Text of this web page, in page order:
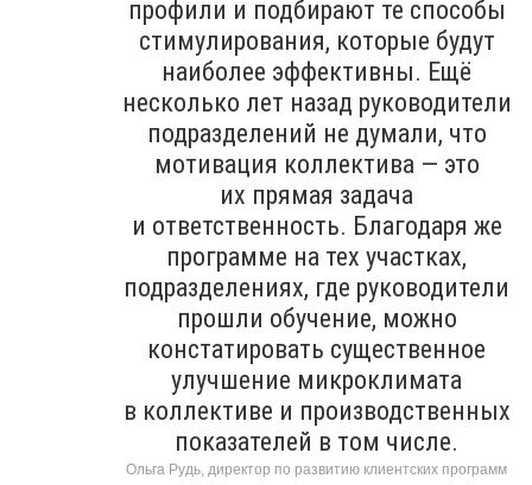
профили и подбирают те способы
стимулирования, которые будут
наиболее эффективны. Ещё
несколько лет назад руководители
подразделений не думали, что
мотивация коллектива — это
их прямая задача
и ответственность. Благодаря же
программе на тех участках,
подразделениях, где руководители
прошли обучение, можно
констатировать существенное
улучшение микроклимата
в коллективе и производственных
показателей в том числе.
Ольга Рудь, директор по развитию клиентских программ